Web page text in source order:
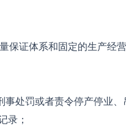
保证体系和固定的生产经
事处罚或者责令停产停业、
录；